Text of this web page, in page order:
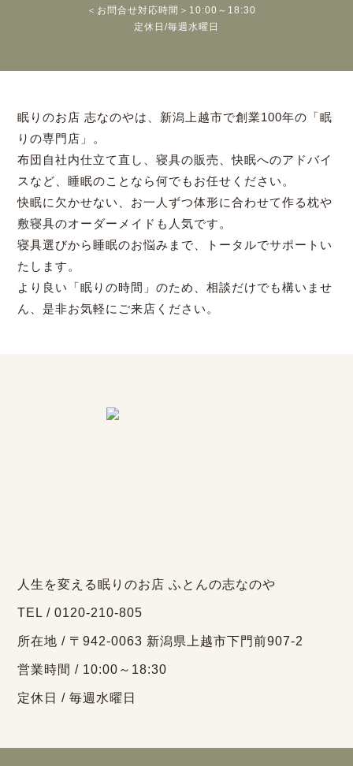
＜お問合せ対応時間＞10:00～18:30
定休日/毎週水曜日
眠りのお店 志なのやは、新潟上越市で創業100年の「眠
りの専門店」。
布団自社内仕立て直し、寝具の販売、快眠へのアドバイ
スなど、睡眠のことなら何でもお任せください。
快眠に欠かせない、お一人ずつ体形に合わせて作る枕や
敷寝具のオーダーメイドも人気です。
寝具選びから睡眠のお悩みまで、トータルでサポートい
たします。
より良い「眠りの時間」のため、相談だけでも構いませ
ん、是非お気軽にご来店ください。
人生を変える眠りのお店 ふとんの志なのや
TEL / 0120-210-805
所在地 / 〒942-0063 新潟県上越市下門前907-2
営業時間 / 10:00～18:30
定休日 / 毎週水曜日